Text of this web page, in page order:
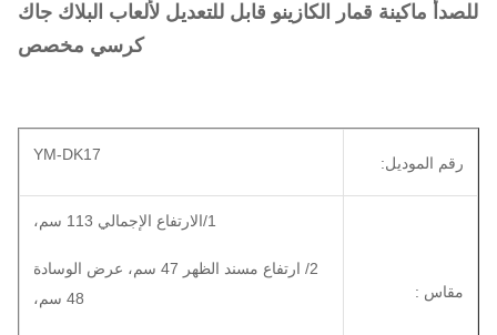
للصدأ ماكينة قمار الكازينو قابل للتعديل لألعاب البلاك جاك
كرسي مخصص
رقم الموديل: YM-DK17
مقاس :
1/الارتفاع الإجمالي 113 سم،
2/ ارتفاع مسند الظهر 47 سم، عرض الوسادة
48 سم،